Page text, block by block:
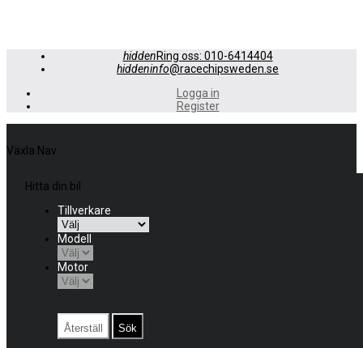
hiddenRing oss: 010-6414404
hiddeninfo@racechipsweden.se
Logga in
Register
Växla Nav
Hitta din bil
Tillverkare
Modell
Motor
Återställ Sök